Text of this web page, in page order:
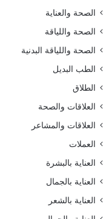
الصحة والعناية
الصحة واللياقة
الصحة واللياقة البدنية
الطب البديل
الطلاق
العلاقات والصحة
العلاقات والمشاعر
العملات
العناية بالبشرة
العناية بالجمال
العناية بالشعر